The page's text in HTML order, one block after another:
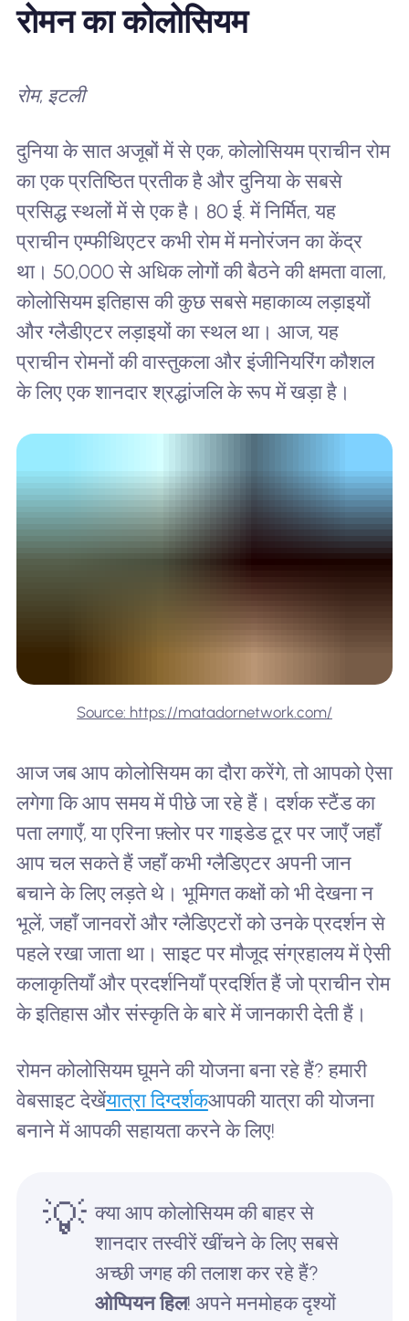
रोमन का कोलोसियम
रोम, इटली
दुनिया के सात अजूबों में से एक, कोलोसियम प्राचीन रोम
का एक प्रतिष्ठित प्रतीक है और दुनिया के सबसे
प्रसिद्ध स्थलों में से एक है। 80 ई. में निर्मित, यह
प्राचीन एम्फीथिएटर कभी रोम में मनोरंजन का केंद्र
था। 50,000 से अधिक लोगों की बैठने की क्षमता वाला,
कोलोसियम इतिहास की कुछ सबसे महाकाव्य लड़ाइयों
और ग्लैडीएटर लड़ाइयों का स्थल था। आज, यह
प्राचीन रोमनों की वास्तुकला और इंजीनियरिंग कौशल
के लिए एक शानदार श्रद्धांजलि के रूप में खड़ा है।
Source: https://matadornetwork.com/
आज जब आप कोलोसियम का दौरा करेंगे, तो आपको ऐसा
लगेगा कि आप समय में पीछे जा रहे हैं। दर्शक स्टैंड का
पता लगाएँ, या एरिना फ़्लोर पर गाइडेड टूर पर जाएँ जहाँ
आप चल सकते हैं जहाँ कभी ग्लैडिएटर अपनी जान
बचाने के लिए लड़ते थे। भूमिगत कक्षों को भी देखना न
भूलें, जहाँ जानवरों और ग्लैडिएटरों को उनके प्रदर्शन से
पहले रखा जाता था। साइट पर मौजूद संग्रहालय में ऐसी
कलाकृतियाँ और प्रदर्शनियाँ प्रदर्शित हैं जो प्राचीन रोम
के इतिहास और संस्कृति के बारे में जानकारी देती हैं।
रोमन कोलोसियम घूमने की योजना बना रहे हैं? हमारी
वेबसाइट देखेंयात्रा दिग्दर्शकआपकी यात्रा की योजना
बनाने में आपकी सहायता करने के लिए!
💡 क्या आप कोलोसियम की बाहर से
शानदार तस्वीरें खींचने के लिए सबसे
अच्छी जगह की तलाश कर रहे हैं?
ओप्पियन हिल! अपने मनमोहक दृश्यों